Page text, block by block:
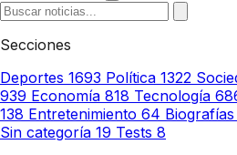
Secciones
Deportes 1693 Política 1322
939 Economía 818 Tecnología
138 Entretenimiento 64 Biografías
Sin categoría 19 Tests 8